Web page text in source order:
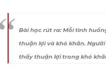
Bài học rút ra: Mỗi tình
thuận lợi và khó khăn.
thấy thuận lợi trong khó